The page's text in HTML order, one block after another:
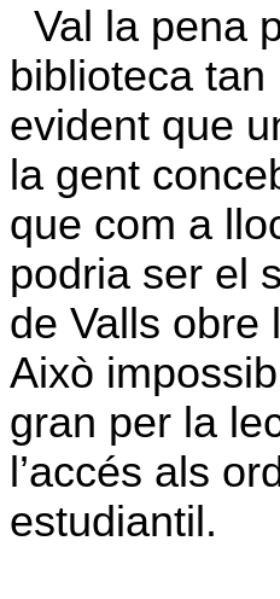
Val la pena
biblioteca
evident que
la gent
que com a
podria ser el
de Valls obre
Això
gran per la
l’accés als
estudiantil.